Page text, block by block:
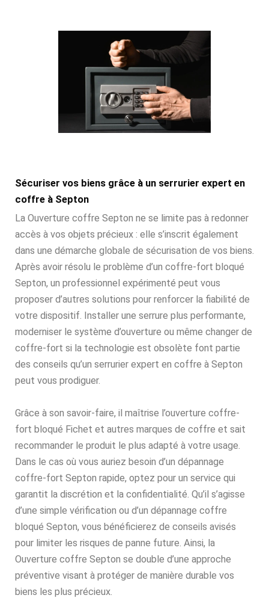
Sécuriser vos biens grâce à un serrurier expert en
coffre à Septon
La Ouverture coffre Septon ne se limite pas à redonner
accès à vos objets précieux : elle s’inscrit également
dans une démarche globale de sécurisation de vos biens.
Après avoir résolu le problème d’un coffre-fort bloqué
Septon, un professionnel expérimenté peut vous
proposer d’autres solutions pour renforcer la fiabilité de
votre dispositif. Installer une serrure plus performante,
moderniser le système d’ouverture ou même changer de
coffre-fort si la technologie est obsolète font partie
des conseils qu’un serrurier expert en coffre à Septon
peut vous prodiguer.
Grâce à son savoir-faire, il maîtrise l’ouverture coffre-
fort bloqué Fichet et autres marques de coffre et sait
recommander le produit le plus adapté à votre usage.
Dans le cas où vous auriez besoin d’un dépannage
coffre-fort Septon rapide, optez pour un service qui
garantit la discrétion et la confidentialité. Qu’il s’agisse
d’une simple vérification ou d’un dépannage coffre
bloqué Septon, vous bénéficierez de conseils avisés
pour limiter les risques de panne future. Ainsi, la
Ouverture coffre Septon se double d’une approche
préventive visant à protéger de manière durable vos
biens les plus précieux.